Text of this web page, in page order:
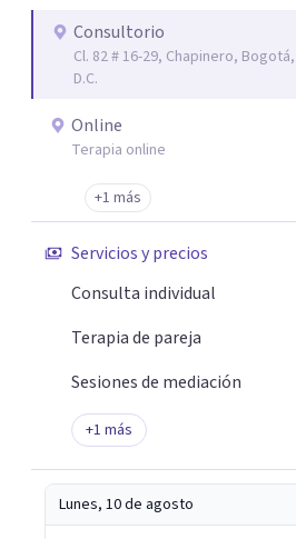
proteger de esa historia difícil; a
que se tiene sobre lo que pasó; y,
que se impusieron para no hablar.
psicoterapia para ayudar a integrar
ayudar a pensar todo lo que
de quienes estuvieron, de quienes
Consultorio
Cl. 82 # 16-29, Chapinero,
D.C.
Online
Terapia online
+1 más
Servicios y precios
Consulta individual
Terapia de pareja
Sesiones de mediación
+1 más
Lunes, 10 de agosto